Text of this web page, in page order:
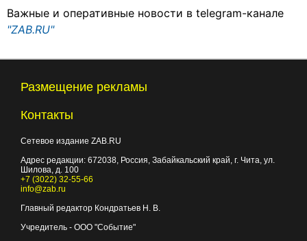
Важные и оперативные новости в telegram-канале
"ZAB.RU"
Размещение рекламы
Контакты
Сетевое издание ZAB.RU
Адрес редакции: 672038, Россия, Забайкальский край, г. Чита, ул.
Шилова, д. 100
+7 (3022) 32-55-66
info@zab.ru
Главный редактор Кондратьев Н. В.
Учредитель - ООО "Событие"